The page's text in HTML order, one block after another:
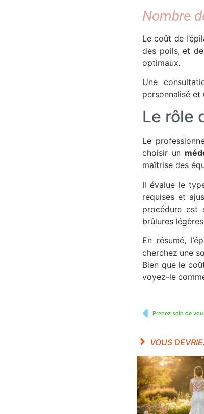
Nombre
Le coût de
des poils, et
optimaux.
Une
personnalisé
Le rôle
Le
choisir un
maîtrise des
Il évalue le
requises et
procédure est
brûlures
En résumé,
cherchez une
Bien que le
voyez-le
Prenez soin de
VOUS